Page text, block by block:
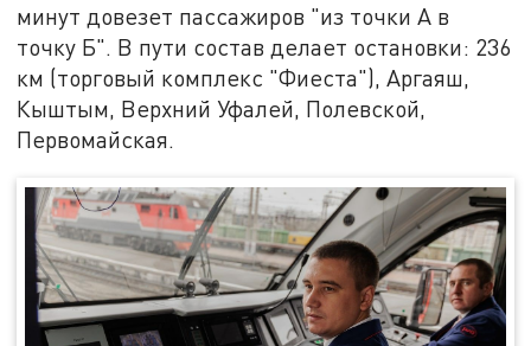
минут довезет пассажиров "из точки А в
точку Б". В пути состав делает остановки: 236
км (торговый комплекс "Фиеста"), Аргаяш,
Кыштым, Верхний Уфалей, Полевской,
Первомайская.